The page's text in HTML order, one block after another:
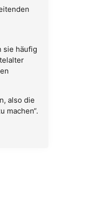
sie häufig
also die
machen“.